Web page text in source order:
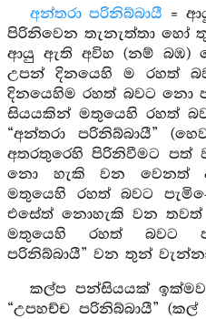
අන්තරා පරිනිබ්බායී =
පිරිනිවෙන තැනැත්තා හෝ
ආයු ඇති අවිහ (නම් බඹ)
උපන් දිනයෙහි ම රහත්
දිනයෙහිම රහත් බවට නො
සියයකින් මතුයෙහි රහත්
“අන්තරා පරිනිබ්බායී”
අතරතුරෙහි පිරිනිවීමට පත්
නො හැකි වන වෙනත්
මතුයෙහි රහත් බවට
එසේත් නොහැකි වන තවත්
මතුයෙහි රහත් බවට
පරිනිබ්බායී” වන තුන්
කල්ප පන්සියයක්
“උපහච්ච පරිනිබ්බායී”